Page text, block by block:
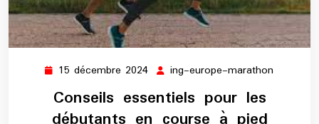
15 décembre 2024 15
décembre
2024
ing-europe-marathon
Conseils essentiels pour les